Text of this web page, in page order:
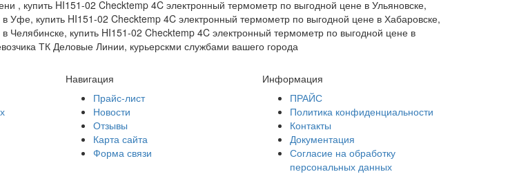
, купить HI151-02 Checktemp 4C электронный термометр по выгодной цене в Ульяновске,
Уфе, купить HI151-02 Checktemp 4C электронный термометр по выгодной цене в Хабаровске,
купить HI151-02 Checktemp 4C электронный термометр по выгодной цене в
ТК Деловые Линии, курьерскми службами вашего города
Навигация
Прайс-лист
Новости
Отзывы
Карта сайта
Форма связи
Информация
ПРАЙС
Политика конфиденциальности
Контакты
Документация
Согласие на обработку
персональных данных